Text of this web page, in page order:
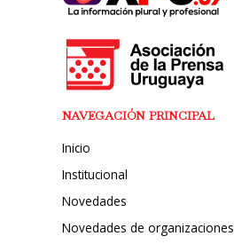
NAVEGACIÓN PRINCIPAL
Inicio
Institucional
Novedades
Novedades de organizaciones